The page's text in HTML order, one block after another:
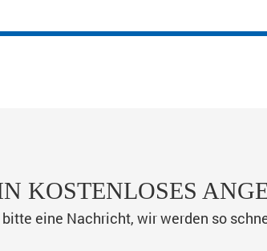
KOSTENLOSES
eine Nachricht, wir werden so